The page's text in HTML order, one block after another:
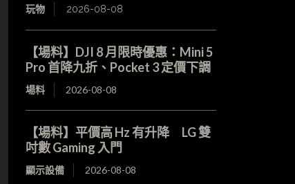
玩物 2026-08-08
【場料】DJI 8 月限時優惠：Mini 5
Pro 首降九折、Pocket 3 定價下調
場料 2026-08-08
【場料】平價高 Hz 有升降 LG 雙
吋數 Gaming 入門
顯示設備 2026-08-08